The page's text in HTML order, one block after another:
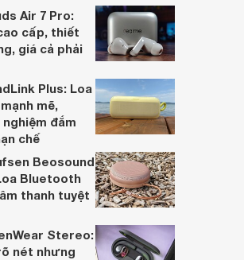
Air 7 Pro:
cấp, thiết
giá cả phải
Plus: Loa
mẽ,
đắm
chế
Beosound
Bluetooth
thanh tuyệt
Stereo:
nét nhưng